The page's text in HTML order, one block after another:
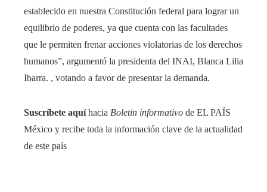
establecido en nuestra Constitución federal para lograr un
equilibrio de poderes, ya que cuenta con las facultades
que le permiten frenar acciones violatorias de los derechos
humanos”, argumentó la presidenta del INAI, Blanca Lilia
Ibarra. , votando a favor de presentar la demanda.
Suscríbete aquí hacia Boletin informativo de EL PAÍS
México y recibe toda la información clave de la actualidad
de este país